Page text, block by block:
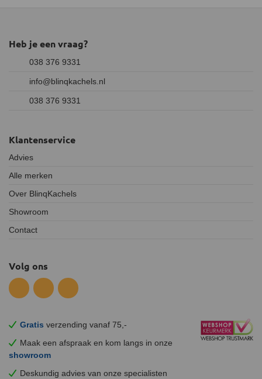
Gratis verzending vanaf 75,-
Maak een afspraak en kom langs in onze
showroom
Deskundig advies van onze specialisten
Heb je een vraag?
038 376 9331
info@blinqkachels.nl
038 376 9331
Klantenservice
Advies
Alle merken
Over BlinqKachels
Showroom
Contact
Volg ons